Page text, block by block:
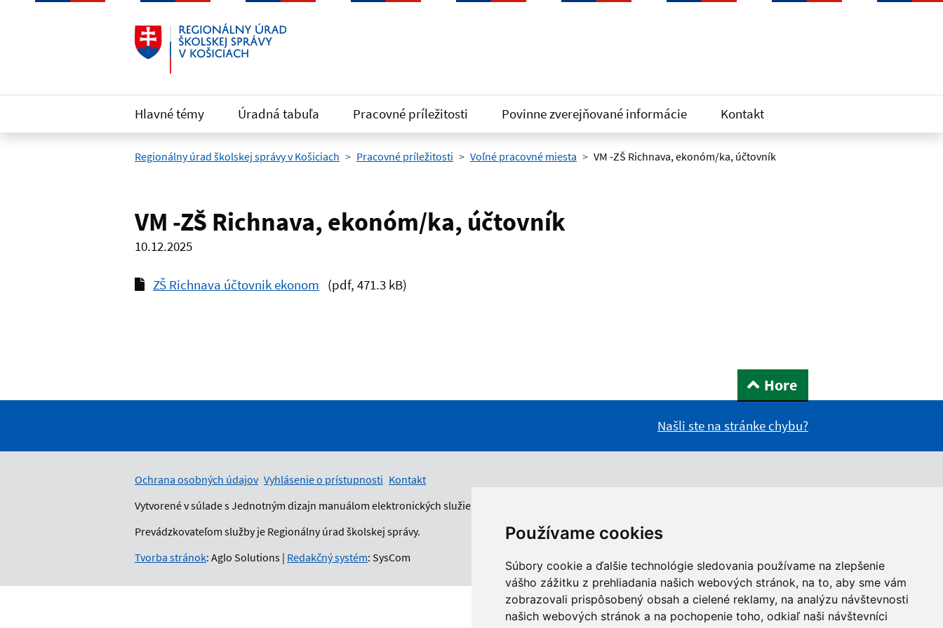
Používame cookies
Súbory cookie a ďalšie technológie sledovania používame na zlepšenie
vášho zážitku z prehliadania našich webových stránok, na to, aby sme vám
zobrazovali prispôsobený obsah a cielené reklamy, na analýzu návštevnosti
našich webových stránok a na pochopenie toho, odkiaľ naši návštevníci
Preskočiť na hlavný obsah
Hlavné témy Úradná tabuľa Pracovné príležitosti Povinne zverejňované informácie Kontakt
Regionálny úrad školskej správy v Košiciach Pracovné príležitosti Voľné pracovné miesta VM -ZŠ Richnava, ekonóm/ka, účtovník
VM -ZŠ Richnava, ekonóm/ka, účtovník
10.12.2025
ZŠ Richnava účtovnik ekonom (pdf, 471.3 kB)
Hore
Našli ste na stránke chybu?
Ochrana osobných údajov Vyhlásenie o prístupnosti Kontakt
Vytvorené v súlade s Jednotným dizajn manuálom elektronických služieb.
Prevádzkovateľom služby je Regionálny úrad školskej správy.
Tvorba stránok: Aglo Solutions | Redakčný systém: SysCom